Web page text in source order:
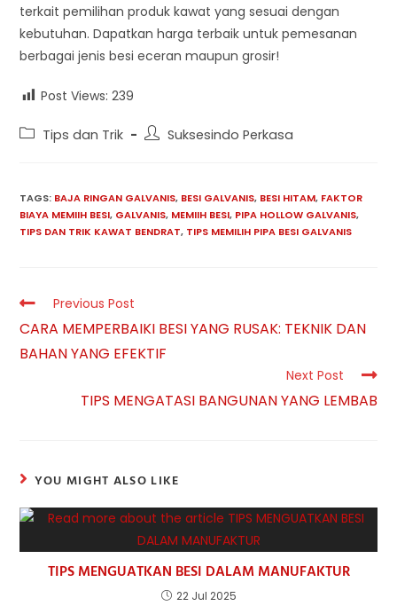
terkait pemilihan produk kawat yang sesuai dengan
kebutuhan. Dapatkan harga terbaik untuk pemesanan
berbagai jenis besi eceran maupun grosir!
Post Views: 239
PostTips dan Trik
PostSuksesindo Perkasa
TAGS: BAJA RINGAN GALVANIS, BESI GALVANIS, BESI HITAM, FAKTOR
BIAYA MEMIIH BESI, GALVANIS, MEMIIH BESI, PIPA HOLLOW GALVANIS,
TIPS DAN TRIK KAWAT BENDRAT, TIPS MEMILIH PIPA BESI GALVANIS
Read
more
articles
Previous Post
CARA MEMPERBAIKI BESI YANG RUSAK: TEKNIK DAN
BAHAN YANG EFEKTIF
Next Post
TIPS MENGATASI BANGUNAN YANG LEMBAB
YOU MIGHT ALSO LIKE
TIPS MENGUATKAN BESI DALAM MANUFAKTUR
22 Jul 2025